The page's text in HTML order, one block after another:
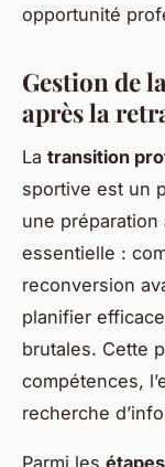
opportunité
Gestion de
après la
La transition
sportive est un
une préparation
essentielle :
reconversion
planifier
brutales. Cette
compétences,
recherche